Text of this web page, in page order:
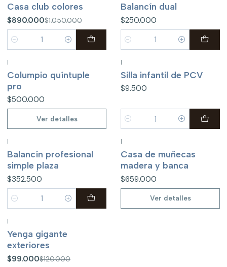
Casa club colores
$890.000$1.050.000
Cantidad
Balancín dual
$250.000
Cantidad
|
Columpio quíntuple
pro
$500.000
Ver detalles
|
Silla infantil de PCV
$9.500
Cantidad
|
Balancín profesional
simple plaza
$352.500
Cantidad
|
Casa de muñecas
madera y banca
$659.000
Ver detalles
|
Yenga gigante
exteriores
$99.000$120.000